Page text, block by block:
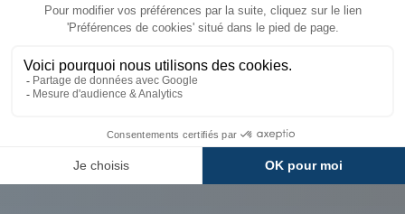
Livraison
Expédié sous 72h
Carte de fidélité
Paiement
Plusieurs fois